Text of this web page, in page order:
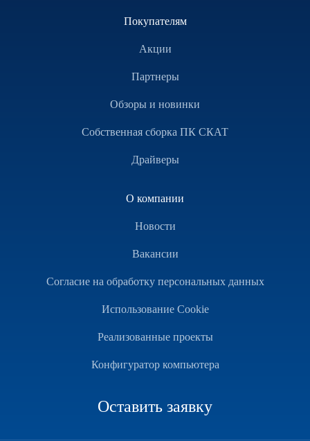
Покупателям
Акции
Партнеры
Обзоры и новинки
Собственная сборка ПК СКАТ
Драйверы
О компании
Новости
Вакансии
Согласие на обработку персональных данных
Использование Cookie
Реализованные проекты
Конфигуратор компьютера
Оставить заявку